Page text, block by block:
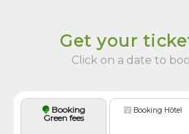
Get your
Click on a date to
Booking
Green fees
Booking Hôtel